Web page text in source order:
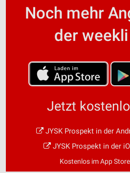
Noch mehr
der
Jetzt
JYSK Prospekt in der
JYSK Prospekt in der
Kostenlos im App